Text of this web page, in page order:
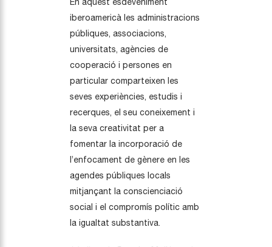
iberoamericà les administracions
públiques, associacions,
universitats, agències de
cooperació i persones en
particular comparteixen les
seves experiències, estudis i
recerques, el seu coneixement i
la seva creativitat per a
fomentar la incorporació de
l’enfocament de gènere en les
agendes públiques locals
mitjançant la conscienciació
social i el compromís polític amb
la igualtat substantiva.